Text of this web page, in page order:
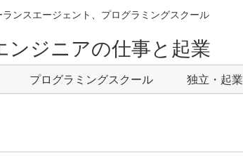
ランスエージェント、プログラミングスクール
ンジニアの仕事と起業
プログラミングスクール 独立・起業